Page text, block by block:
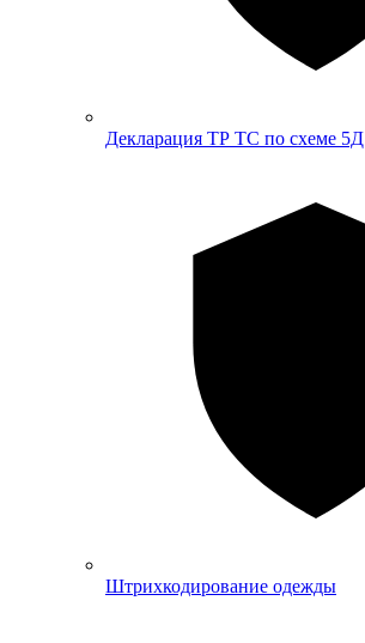
Декларация ТР ТС по схеме 5Д
Штрихкодирование одежды